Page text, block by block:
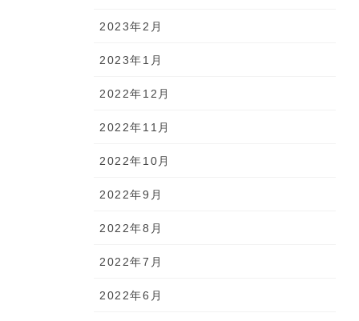
2023年2月
2023年1月
2022年12月
2022年11月
2022年10月
2022年9月
2022年8月
2022年7月
2022年6月